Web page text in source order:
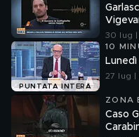
30 lug |
PUNTATA INTERA
10
27 lug |
ZONA
Caso